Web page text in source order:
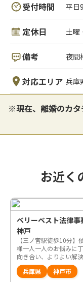
受付時間 平日
定休日 土曜
備考 夜間
対応エリア 兵庫
※現在、離婚のカタ
お近く
ベリーベスト法律事
神戸
【三ノ宮駅徒歩10分】
様一人一人のお悩みに
向き合い、よりよい解
ご提案します
兵庫県 神戸市